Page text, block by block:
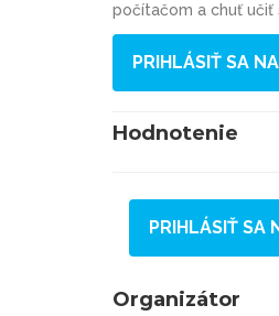
počítačom a chuť učiť
PRIHLÁSIŤ SA
Hodnotenie
PRIHLÁSIŤ SA
Organizátor